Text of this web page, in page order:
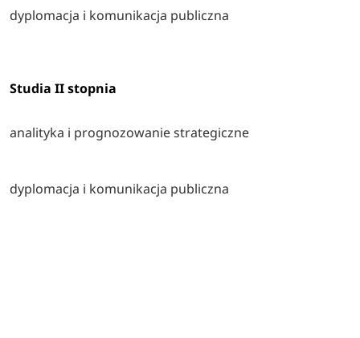
dyplomacja i komunikacja publiczna
Studia II stopnia
analityka i prognozowanie strategiczne
dyplomacja i komunikacja publiczna